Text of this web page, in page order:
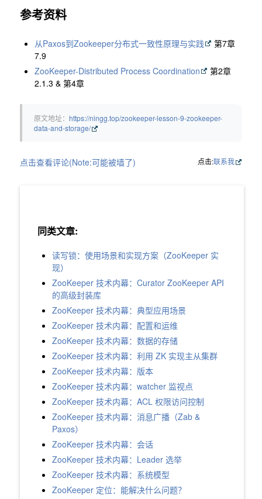
参考资料
从Paxos到Zookeeper分布式一致性原理与实践
第7章
7.9
ZooKeeper-Distributed Process Coordination
第2章
2.1.3 & 第4章
原文地址： https://ningg.top/zookeeper-lesson-9-zookeeper-
data-and-storage/
点击:联系我
点击查看评论(Note:可能被墙了)
同类文章:
读写锁：使用场景和实现方案（ZooKeeper 实
现）
ZooKeeper 技术内幕：Curator ZooKeeper API
的高级封装库
ZooKeeper 技术内幕：典型应用场景
ZooKeeper 技术内幕：配置和运维
ZooKeeper 技术内幕：数据的存储
ZooKeeper 技术内幕：利用 ZK 实现主从集群
ZooKeeper 技术内幕：版本
ZooKeeper 技术内幕：watcher 监视点
ZooKeeper 技术内幕：ACL 权限访问控制
ZooKeeper 技术内幕：消息广播（Zab &
Paxos）
ZooKeeper 技术内幕：会话
ZooKeeper 技术内幕：Leader 选举
ZooKeeper 技术内幕：系统模型
ZooKeeper 定位：能解决什么问题？